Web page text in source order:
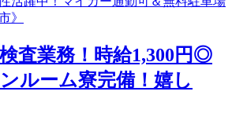
査業務！時給1,300円◎
ルーム寮完備！嬉し